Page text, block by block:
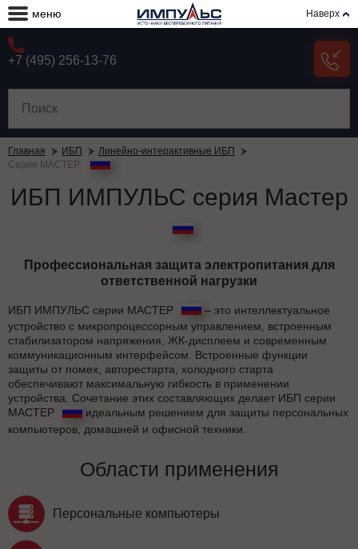
меню Наверх
+7 (495) 256-13-76
Главная ИБП
Линейно-интерактивные ИБП
Серия МАСТЕР
ИБП ИМПУЛЬС серия Мастер
Профессиональная защита электропитания для
ответственной нагрузки
ИБП ИМПУЛЬС серии МАСТЕР
– это интеллектуальное
устройство с микропроцессорным управлением, встроенным
стабилизатором напряжения, ЖК-дисплеем и современным
коммуникационным интерфейсом. Встроенные функции
защиты от помех, авторестарта, холодного старта
обеспечивают максимальную гибкость в применении
устройства. Сочетание этих составляющих делает ИБП серии
МАСТЕР
идеальным решением для защиты персональных
компьютеров, домашней и офисной техники.
Области применения
Персональные компьютеры